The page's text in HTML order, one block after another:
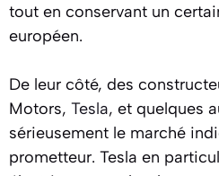
tout en conservant un
européen.
De leur côté, des
Motors, Tesla, et quelques
sérieusement le marché
prometteur. Tesla en